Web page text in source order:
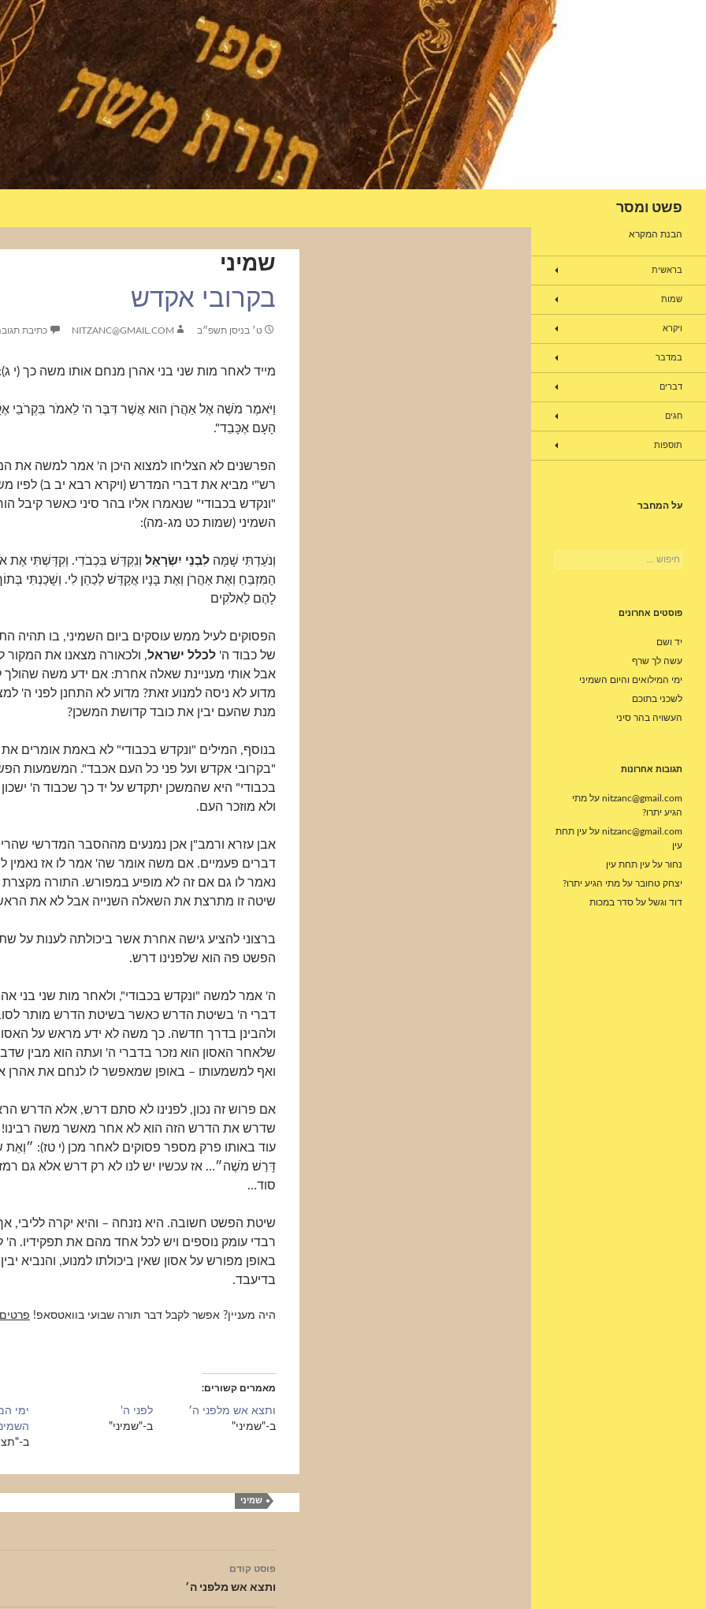
פשט ומסר
שמיני
בקרובי אקדש
ט׳ בניסן תשפ״ב NITZANC@GMAIL.COM כתיבת
מייד לאחר מות שני בני אהרן מנחם אותו משה כך (י
וַיֹּאמֶר מֹשֶׁה אֶל אַהֲרֹן הוּא אֲשֶׁר דִּבֶּר ה' לֵאמֹר בִּקְרֹבַי
הָעָם אֶכָּבֵד".
הפרשנים לא הצליחו למצוא היכן ה' אמר למשה את
רש"י מביא את דברי המדרש (ויקרא רבא יב ב) לפיו
"ונקדש בכבודי" שנאמרו אליו בהר סיני כאשר קיבל
השמיני (שמות כט מג-מה):
וְנֹעַדְתִּי שָׁמָּה לִבְנֵי יִשְׂרָאֵל וְנִקְדַּשׁ בִּכְבֹדִי. וְקִדַּשְׁתִּי אֶת
הַמִּזְבֵּחַ וְאֶת אַהֲרֹן וְאֶת בָּנָיו אֲקַדֵּשׁ לְכַהֵן לִי. וְשָׁכַנְתִּי
לָהֶם לֵאלֹקִים
הפסוקים לעיל ממש עוסקים ביום השמיני, בו תהיה
של כבוד ה' לכלל ישראל, ולכאורה מצאנו את המקור
אבל אותי מעניינת שאלה אחרת: אם ידע משה שהולך
מדוע לא ניסה למנוע זאת? מדוע לא התחנן לפני ה'
מנת שהעם יבין את כובד קדושת המשכן?
בנוסף, המילים "ונקדש בכבודי" לא באמת אומרים
"בקרובי אקדש ועל פני כל העם אכבד". המשמעות
בכבודי" היא שהמשכן יתקדש על יד כך שכבוד ה' ישכון
ולא מוזכר העם.
אבן עזרא ורמב"ן אכן נמנעים מההסבר המדרשי שהרי
דברים פעמיים. אם משה אומר שה' אמר לו אז
נאמר לו גם אם זה לא מופיע במפורש. התורה
שיטה זו מתרצת את השאלה השנייה אבל לא את
ברצוני להציע גישה אחרת אשר ביכולתה לענות על
הפשט פה הוא שלפנינו דרש.
ה' אמר למשה "ונקדש בכבודי", ולאחר מות שני בני
דברי ה' בשיטת הדרש כאשר בשיטת הדרש מותר
ולהבינן בדרך חדשה. כך משה לא ידע מראש על
שלאחר האסון הוא נזכר בדברי ה' ועתה הוא מבין
ואף למשמעותו – באופן שמאפשר לו לנחם את אהרן
אם פרוש זה נכון, לפנינו לא סתם דרש, אלא הדרש
שדרש את הדרש הזה הוא לא אחר מאשר משה רבינו!
עוד באותו פרק מספר פסוקים לאחר מכן (י טז):
דָּרַשׁ מֹשֶׁה״… אז עכשיו יש לנו לא רק דרש אלא גם
סוד…
שיטת הפשט חשובה. היא נזנחה – והיא יקרה לליבי,
רבדי עומק נוספים ויש לכל אחד מהם את תפקידיו. ה'
באופן מפורש על אסון שאין ביכולתו למנוע, והנביא
בדיעבד.
היה מעניין? אפשר לקבל דבר תורה שבועי בוואטסאפ! פרטים
מאמרים קשורים
ותצא אש מלפני ה׳
ב-"שמיני"
לפני ה'
ב-"שמיני"
ימי
ב-
שמיני
ניווט
בפוסטים
פוסט קודם
ותצא אש מלפני ה׳
הבנת המקרא
בראשית
שמות
ויקרא
במדבר
דברים
חגים
תוספות
על המחבר
חיפוש:
פוסטים אחרונים
יד ושם
עשה לך שרף
ימי המילואים והיום השמיני
לשכני בתוכם
העשויה בהר סיני
תגובות אחרונות
nitzanc@gmail.com על מתי
הגיע יתרו?
nitzanc@gmail.com על עין תחת
עין
נחור על עין תחת עין
יצחק טחובר על מתי הגיע יתרו?
דוד וגשל על סדר במכות